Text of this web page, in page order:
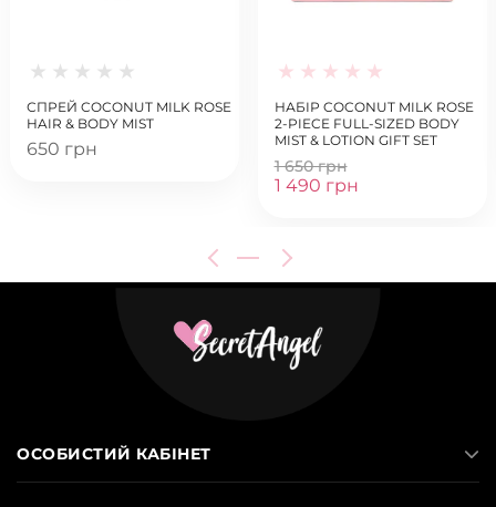
СПРЕЙ COCONUT MILK ROSE
HAIR & BODY MIST
650 грн
НАБІР COCONUT MILK ROSE
2-PIECE FULL-SIZED BODY
MIST & LOTION GIFT SET
1 650 грн
1 490 грн
ОСОБИСТИЙ КАБІНЕТ